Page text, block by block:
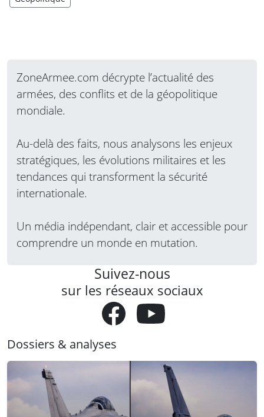
ZoneArmee.com décrypte l’actualité des
armées, des conflits et de la géopolitique
mondiale.
Au-delà des faits, nous analysons les enjeux
stratégiques, les évolutions militaires et les
tendances qui transforment la sécurité
internationale.
Un média indépendant, clair et accessible pour
comprendre un monde en mutation.
Suivez-nous
sur les réseaux sociaux
Dossiers & analyses